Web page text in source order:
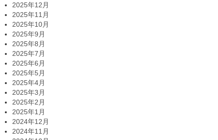
2025年12月
2025年11月
2025年10月
2025年9月
2025年8月
2025年7月
2025年6月
2025年5月
2025年4月
2025年3月
2025年2月
2025年1月
2024年12月
2024年11月